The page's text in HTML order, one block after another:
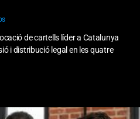
de cartells líder a Catalunya
i distribució legal en les quatre